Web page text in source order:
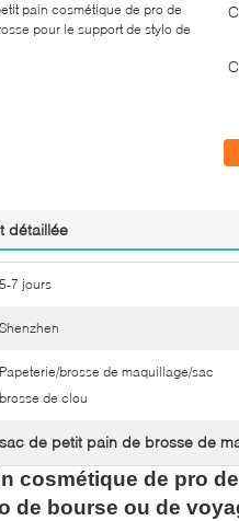
pain cosmétique de pro de
pour le support de stylo de
détaillée
5-7 jours
Shenzhen
Papeterie/brosse de maquillage/sac
brosse de clou
sac de petit pain de brosse de
cosmétique de pro
de bourse ou de